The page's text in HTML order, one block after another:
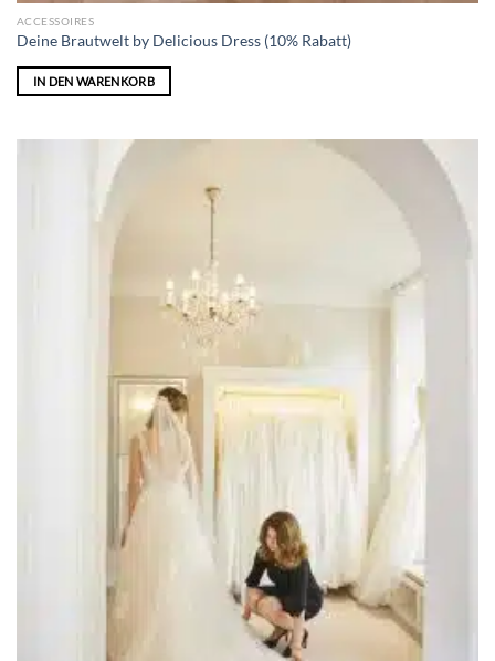
ACCESSOIRES
Deine Brautwelt by Delicious Dress (10% Rabatt)
IN DEN WARENKORB